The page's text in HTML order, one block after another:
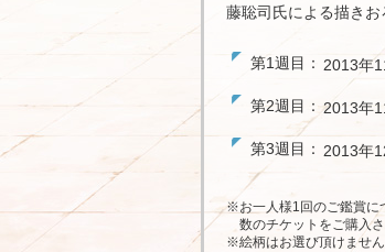
藤聡司氏による描き
第1週目： 2013年
第2週目： 2013年
第3週目： 2013年
※お一人様1回のご鑑賞に
数のチケットをご購入
※絵柄はお選び頂けません